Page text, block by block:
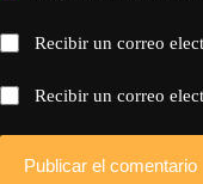
Recibir un correo
Recibir un correo
Publicar el comentario